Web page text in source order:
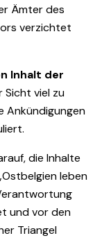
Ämter des
verzichtet
Inhalt der
Sicht viel zu
Ankündigungen
die Inhalte
leben
und vor den
Triangel